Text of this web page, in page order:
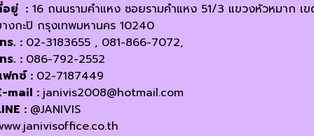
อยู่ : 16 ถนนรามคำแหง ซอยรามคำแหง 51/3 แขวงหัวหมาก เ
งกะปิ กรุงเทพมหานคร 10240
ร. : 02-3183655 , 081-866-7072,
ร. : 086-792-2552
กซ์ : 02-7187449
mail : janivis2008@hotmail.com
: @JANIVIS